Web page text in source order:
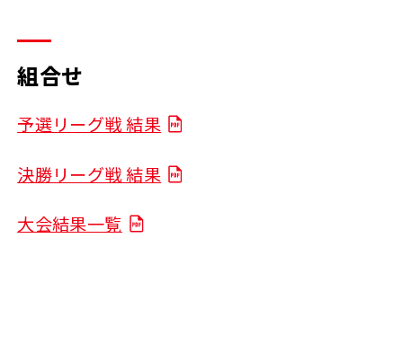
組合せ
予選リーグ戦 結果
決勝リーグ戦 結果
大会結果一覧